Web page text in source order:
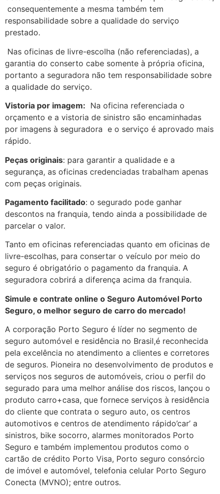
consequentemente a mesma também tem
responsabilidade sobre a qualidade do serviço
prestado.
Nas oficinas de livre-escolha (não referenciadas), a
garantia do conserto cabe somente à própria oficina,
portanto a seguradora não tem responsabilidade sobre
a qualidade do serviço.
Vistoria por imagem: Na oficina referenciada o
orçamento e a vistoria de sinistro são encaminhadas
por imagens à seguradora e o serviço é aprovado mais
rápido.
Peças originais: para garantir a qualidade e a
segurança, as oficinas credenciadas trabalham apenas
com peças originais.
Pagamento facilitado: o segurado pode ganhar
descontos na franquia, tendo ainda a possibilidade de
parcelar o valor.
Tanto em oficinas referenciadas quanto em oficinas de
livre-escolhas, para consertar o veículo por meio do
seguro é obrigatório o pagamento da franquia. A
seguradora cobrirá a diferença acima da franquia.
Simule e contrate online o Seguro Automóvel Porto
Seguro, o melhor seguro de carro do mercado!
A corporação Porto Seguro é líder no segmento de
seguro automóvel e residência no Brasil,é reconhecida
pela excelência no atendimento a clientes e corretores
de seguros. Pioneira no desenvolvimento de produtos e
serviços nos seguros de automóveis, criou o perfil do
segurado para uma melhor análise dos riscos, lançou o
produto carro+casa, que fornece serviços à residência
do cliente que contrata o seguro auto, os centros
automotivos e centros de atendimento rápido’car’ a
sinistros, bike socorro, alarmes monitorados Porto
Seguro e também implementou produtos como o
cartão de crédito Porto Visa, Porto seguro consórcio
de imóvel e automóvel, telefonia celular Porto Seguro
Conecta (MVNO); entre outros.